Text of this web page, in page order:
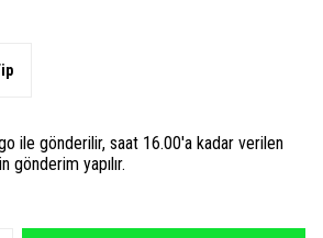
ile gönderilir, saat 16.00'a kadar verilen
gönderim yapılır.